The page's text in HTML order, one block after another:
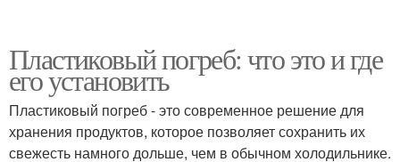
Пластиковый погреб: что это и где
его установить
Пластиковый погреб - это современное решение для
хранения продуктов, которое позволяет сохранить их
свежесть намного дольше, чем в обычном холодильнике.